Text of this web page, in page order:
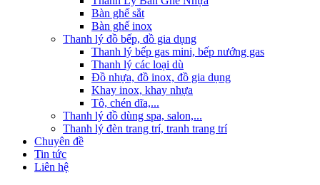
Bàn ghế sắt
Bàn ghế inox
Thanh lý đồ bếp, đồ gia dụng
Thanh lý bếp gas mini, bếp nướng gas
Thanh lý các loại dù
Đồ nhựa, đồ inox, đồ gia dụng
Khay inox, khay nhựa
Tô, chén dĩa,...
Thanh lý đồ dùng spa, salon,...
Thanh lý đèn trang trí, tranh trang trí
Chuyên đề
Tin tức
Liên hệ